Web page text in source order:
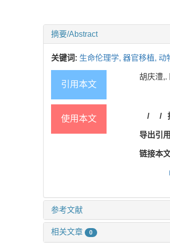
摘要/Abstract
关键词: 生命伦理学, 器官移植, 动
引用本文
胡庆澧
使用本文 / /
导出引
链接本
参考文献
相关文章 0